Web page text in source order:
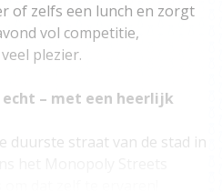
of zelfs een lunch en zorgt
vol competitie,
plezier.
– met een heerlijk
duurste straat van de stad in